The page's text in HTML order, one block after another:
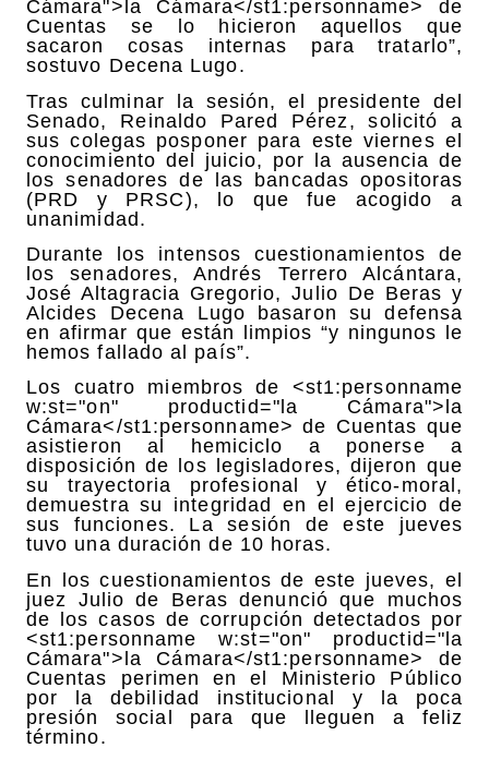
Cámara">la Cámara</st1:personname> de
Cuentas se lo hicieron aquellos que
sacaron cosas internas para tratarlo”,
sostuvo Decena Lugo.
Tras culminar la sesión, el presidente del
Senado, Reinaldo Pared Pérez, solicitó a
sus colegas posponer para este viernes el
conocimiento del juicio, por la ausencia de
los senadores de las bancadas opositoras
(PRD y PRSC), lo que fue acogido a
unanimidad.
Durante los intensos cuestionamientos de
los senadores, Andrés Terrero Alcántara,
José Altagracia Gregorio, Julio De Beras y
Alcides Decena Lugo basaron su defensa
en afirmar que están limpios “y ningunos le
hemos fallado al país”.
Los cuatro miembros de <st1:personname
w:st="on" productid="la Cámara">la
Cámara</st1:personname> de Cuentas que
asistieron al hemiciclo a ponerse a
disposición de los legisladores, dijeron que
su trayectoria profesional y ético-moral,
demuestra su integridad en el ejercicio de
sus funciones. La sesión de este jueves
tuvo una duración de 10 horas.
En los cuestionamientos de este jueves, el
juez Julio de Beras denunció que muchos
de los casos de corrupción detectados por
<st1:personname w:st="on" productid="la
Cámara">la Cámara</st1:personname> de
Cuentas perimen en el Ministerio Público
por la debilidad institucional y la poca
presión social para que lleguen a feliz
término.